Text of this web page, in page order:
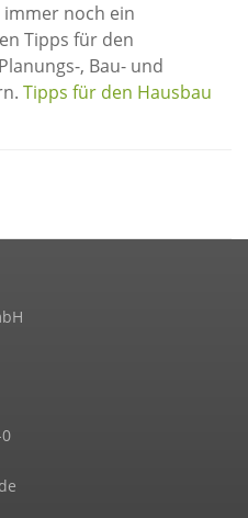
immer noch ein
Tipps für den
, Bau- und
Tipps für den Hausbau